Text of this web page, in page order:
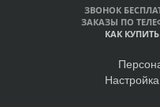
ЗВОНОК
ЗАКАЗЫ ПО
КАК КУПИТЬ